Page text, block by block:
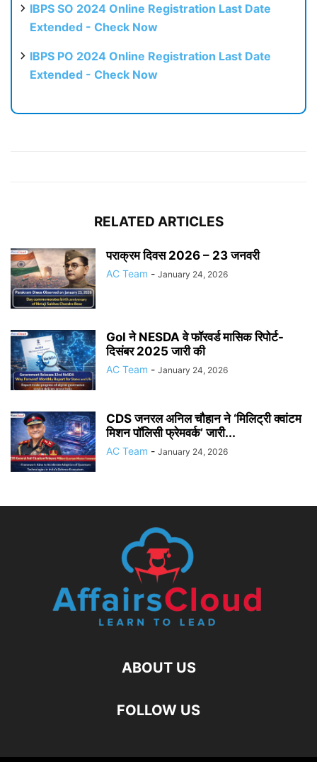
IBPS SO 2024 Online Registration Last Date
Extended - Check Now
IBPS PO 2024 Online Registration Last Date
Extended - Check Now
RELATED ARTICLES
पराक्रम दिवस 2026 – 23 जनवरी
AC Team - January 24, 2026
GoI ने NESDA वे फॉरवर्ड मासिक रिपोर्ट-
दिसंबर 2025 जारी की
AC Team - January 24, 2026
CDS जनरल अनिल चौहान ने ‘मिलिट्री क्वांटम
मिशन पॉलिसी फ्रेमवर्क’ जारी...
AC Team - January 24, 2026
ABOUT US
FOLLOW US